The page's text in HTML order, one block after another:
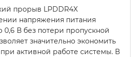
прорыв LPDDR4X
напряжения питания
0,6 В без потери пропускной
значительно экономить
активной работе системы. В